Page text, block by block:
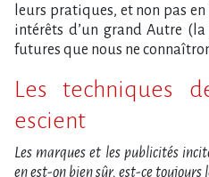
leurs pratiques, et non pas
intérêts d’un grand Autre
futures que nous ne
Les techniques
escient
Les marques et les publicités
en est-on bien sûr, est-ce toujours